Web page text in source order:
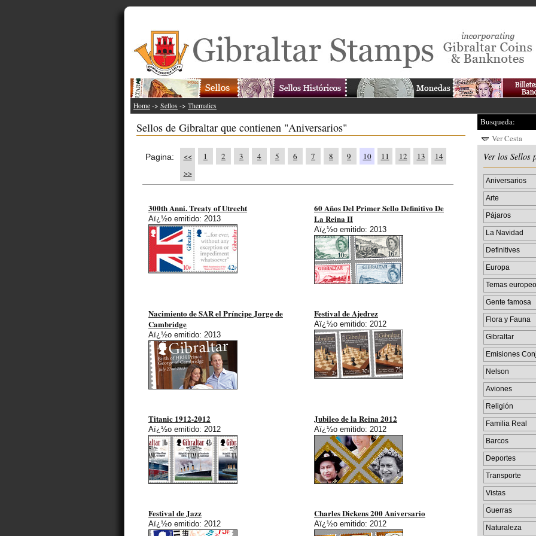
Home -> Sellos -> Thematics
Sellos de Gibraltar que contienen "Aniversarios"
Pagina: << 1 2 3 4 5 6 7 8 9 10 11 12 13
14
>>
300th Anni. Treaty of Utrecht
Aï¿½o emitido: 2013
60 Años Del Primer Sello Definitivo De
La Reina II
Aï¿½o emitido: 2013
Nacimiento de SAR el Príncipe Jorge de
Cambridge
Aï¿½o emitido: 2013
Festival de Ajedrez
Aï¿½o emitido: 2012
Titanic 1912-2012
Aï¿½o emitido: 2012
Jubileo de la Reina 2012
Aï¿½o emitido: 2012
Festival de Jazz
Aï¿½o emitido: 2012
Charles Dickens 200 Aniversario
Aï¿½o emitido: 2012
Busqueda:
Ver Cesta
Ver los Sellos
Aniversarios
Arte
Pájaros
La Navidad
Definitives
Europa
Temas
Gente famosa
Flora y Fauna
Gibraltar
Emisiones
Nelson
Aviones
Religión
Familia Real
Barcos
Deportes
Transporte
Vistas
Guerras
Naturaleza